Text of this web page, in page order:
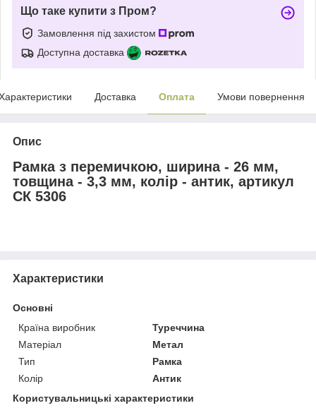
Що таке купити з Пром?
Замовлення під захистом
Доступна доставка
Доставка Оплата Умови повернення
Опис
Рамка з перемичкою, ширина - 26 мм,
товщина - 3,3 мм, колір - антик, артикул
СК 5306
Характеристики
Основні
Країна виробник
Туреччина
Матеріал
Метал
Тип
Рамка
Колір
Антик
Користувальницькі характеристики